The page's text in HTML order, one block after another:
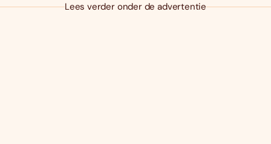
Lees verder onder de advertentie